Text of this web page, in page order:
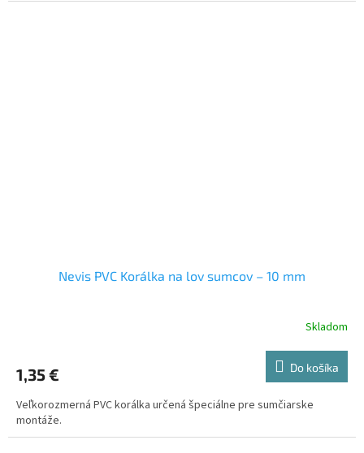
Nevis PVC Korálka na lov sumcov – 10 mm
Skladom
1,35 € Do košíka
Veľkorozmerná PVC korálka určená špeciálne pre sumčiarske
montáže.